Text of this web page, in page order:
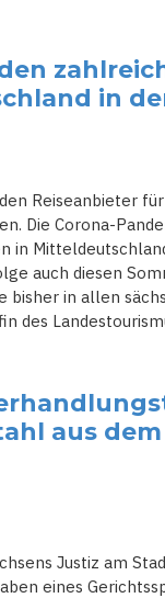
in
Reiseanbieter
Die Corona-
in
auch diesen
bisher in allen
des
aus
Justiz am
eines